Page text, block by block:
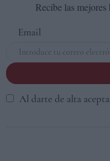
Recibe las
Email
Al darte de alta